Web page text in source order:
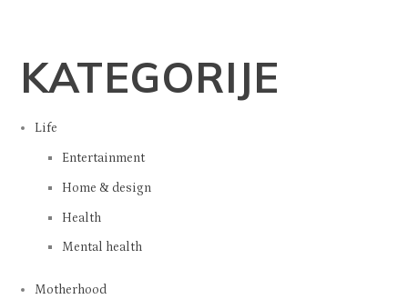
KATEGORIJE
Life
Entertainment
Home & design
Health
Mental health
Motherhood